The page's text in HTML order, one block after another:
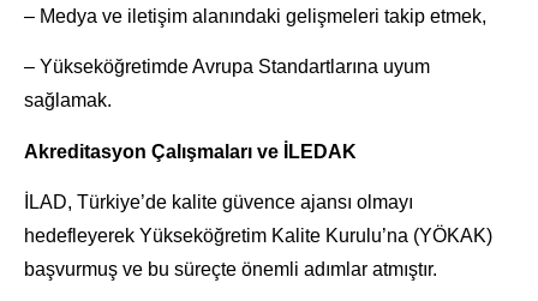
– Medya ve iletişim alanındaki gelişmeleri takip etmek,
– Yükseköğretimde Avrupa Standartlarına uyum
sağlamak.
Akreditasyon Çalışmaları ve İLEDAK
İLAD, Türkiye’de kalite güvence ajansı olmayı
hedefleyerek Yükseköğretim Kalite Kurulu’na (YÖKAK)
başvurmuş ve bu süreçte önemli adımlar atmıştır.